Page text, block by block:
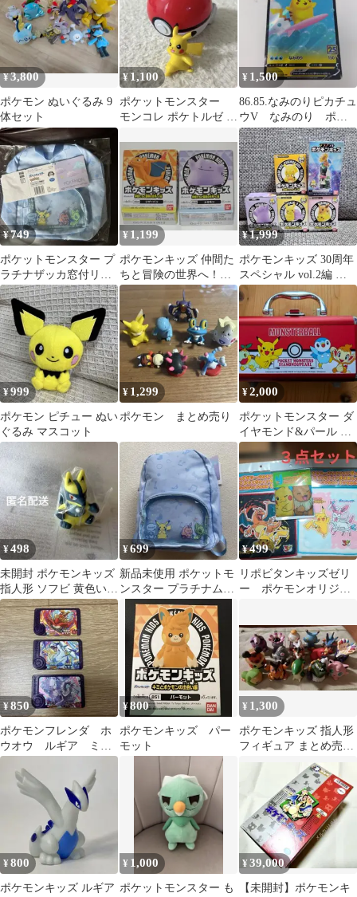
¥3,800
ポケモン ぬいぐるみ 9
体セット
¥1,100
ポケットモンスター
モンコレ ポケトルゼ ピ
ボール)
¥ 1,500
86.85.なみのりピカチュ
ウV なみのり ポケ
モンカード
¥749
ポケットモンスター プ
ラチナザッカ窓付リュ
ック
¥1,199
ポケモンキッズ 仲間た
ちと冒険の世界へ！編
リザードン メタモ
ン 2セット
¥1,999
ポケモンキッズ 30周年
スペシャル vol.2編 ピ
カチュウ メタモン イー
ブイ
¥999
ポケモン ピチュー ぬい
ぐるみ マスコット
¥ 1,299
ポケモン まとめ売り
¥2,000
ポケットモンスター ダ
イヤモンド&パール ア
ルミケース
¥498
未開封 ポケモンキッズ
指人形 ソフビ 黄色いル
カリオ
¥699
新品未使用 ポケットモ
ンスター プラチナムザ
ッカ窓付リュック ブ
ルー
¥499
リポビタンキッズゼリ
ー ポケモンオリジナ
¥850
ポケモンフレンダ ホ
ウオウ ルギア ミュ
ウツー
¥800
ポケモンキッズ パー
モット
¥ 1,300
ポケモンキッズ 指人形
フィギュア まとめ売り
15体セット
¥800
ポケモンキッズ ルギア
¥ 1,000
ポケットモンスター も
¥39,000
【未開封】ポケモンキ